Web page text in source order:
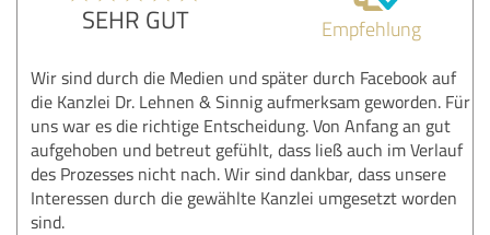
SEHR GUT Empfehlung
Wir sind durch die Medien und später durch Facebook auf
die Kanzlei Dr. Lehnen & Sinnig aufmerksam geworden. Für
uns war es die richtige Entscheidung. Von Anfang an gut
aufgehoben und betreut gefühlt, dass ließ auch im Verlauf
des Prozesses nicht nach. Wir sind dankbar, dass unsere
Interessen durch die gewählte Kanzlei umgesetzt worden
sind.